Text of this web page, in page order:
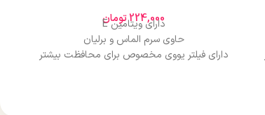
224,000تومان
دارای ویتامین E
حاوی سرم الماس و برلیان
دارای فیلتر یووی مخصوص برای محافظت بیشتر